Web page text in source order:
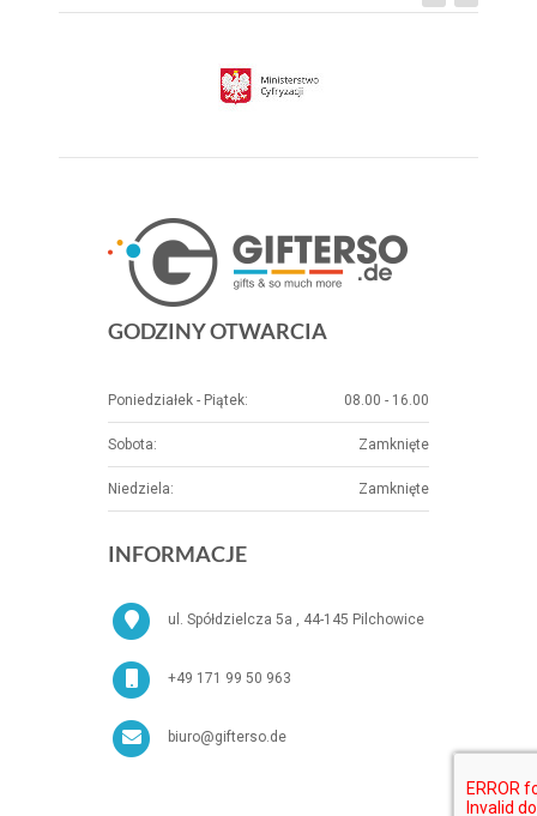
GODZINY OTWARCIA
Poniedziałek - Piątek: 08.00 - 16.00
Sobota: Zamknięte
Niedziela: Zamknięte
INFORMACJE
ul. Spółdzielcza 5a , 44-145 Pilchowice
+49 171 99 50 963
biuro@gifterso.de